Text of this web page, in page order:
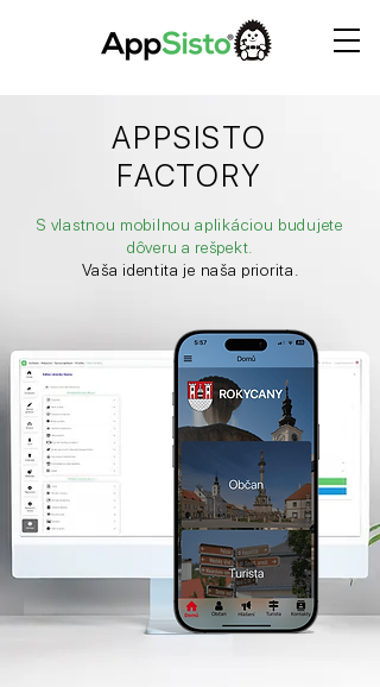
APPSISTO
FACTORY
S vlastnou mobilnou aplikáciou budujete
dôveru a rešpekt.
Vaša identita je naša priorita.